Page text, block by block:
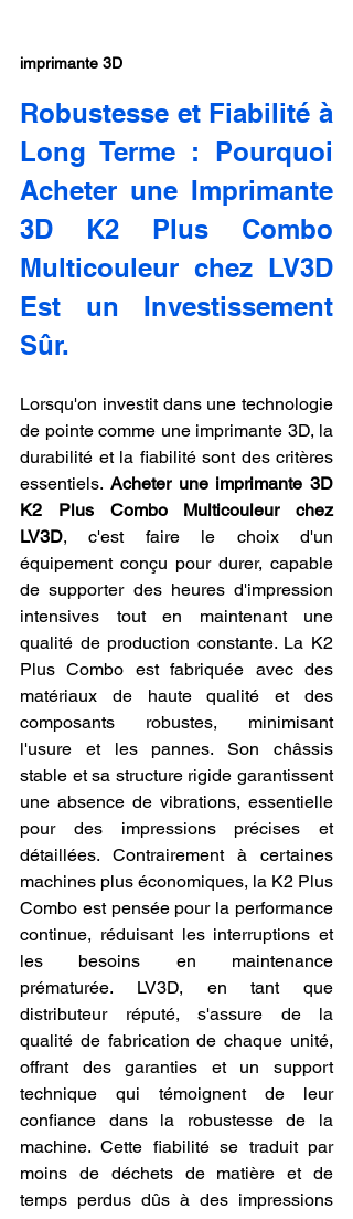
imprimante 3D
Robustesse et Fiabilité à
Long Terme : Pourquoi
Acheter une Imprimante
3D K2 Plus Combo
Multicouleur chez LV3D
Est un Investissement
Sûr.
Lorsqu'on investit dans une technologie
de pointe comme une imprimante 3D, la
durabilité et la fiabilité sont des critères
essentiels. Acheter une imprimante 3D
K2 Plus Combo Multicouleur chez
LV3D, c'est faire le choix d'un
équipement conçu pour durer, capable
de supporter des heures d'impression
intensives tout en maintenant une
qualité de production constante. La K2
Plus Combo est fabriquée avec des
matériaux de haute qualité et des
composants robustes, minimisant
l'usure et les pannes. Son châssis
stable et sa structure rigide garantissent
une absence de vibrations, essentielle
pour des impressions précises et
détaillées. Contrairement à certaines
machines plus économiques, la K2 Plus
Combo est pensée pour la performance
continue, réduisant les interruptions et
les besoins en maintenance
prématurée. LV3D, en tant que
distributeur réputé, s'assure de la
qualité de fabrication de chaque unité,
offrant des garanties et un support
technique qui témoignent de leur
confiance dans la robustesse de la
machine. Cette fiabilité se traduit par
moins de déchets de matière et de
temps perdus dûs à des impressions